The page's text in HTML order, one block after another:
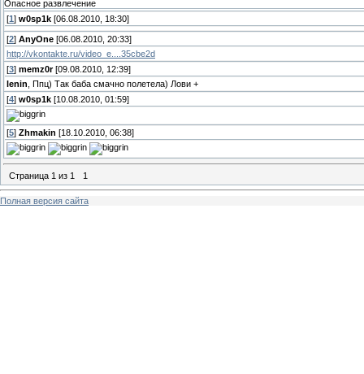
Опасное развлечение
[1 ] w0sp1k [06.08.2010, 18:30]
[2] AnyOne [06.08.2010, 20:33]
http://vkontakte.ru/video_e....35cbe2d
[3] memz0r[09.08.2010, 12:39]
lenin , Ппц) Так баба смачно полетела) Лови +
[4] w0sp1k [10.08.2010, 01:59]
[5] Zhmakin [18.10.2010, 06:38]
Страница 1 из 1 1
Полная версия сайта